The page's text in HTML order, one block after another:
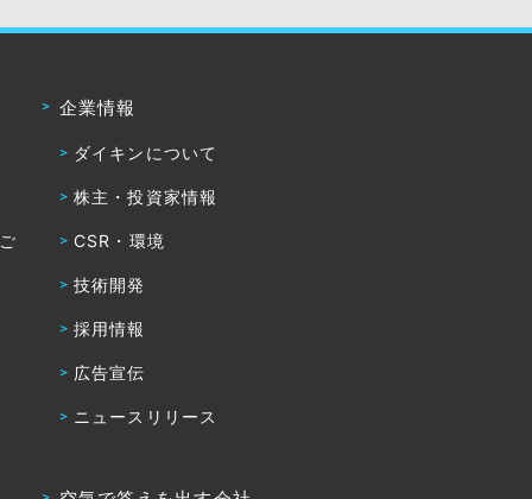
企業情報
ダイキンについて
株主・投資家情報
CSR・環境
技術開発
採用情報
広告宣伝
ニュースリリース